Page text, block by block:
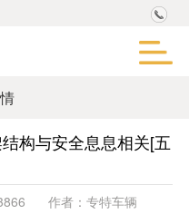
构与安全息息相关[五
作者： 专特车辆